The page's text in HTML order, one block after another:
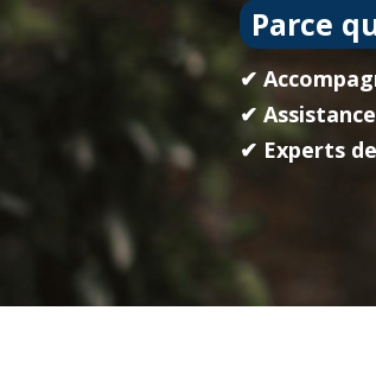
Parce
✔
✔
✔ Experts